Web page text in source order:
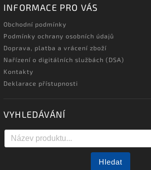
INFORMACE PRO VÁS
Obchodní podmínky
Podmínky ochrany osobních údajů
Doprava, platba a vrácení zboží
Nařízení o digitálních službách (DSA)
Kontakty
Deklarace přístupnosti
VYHLEDÁVÁNÍ
Hledat